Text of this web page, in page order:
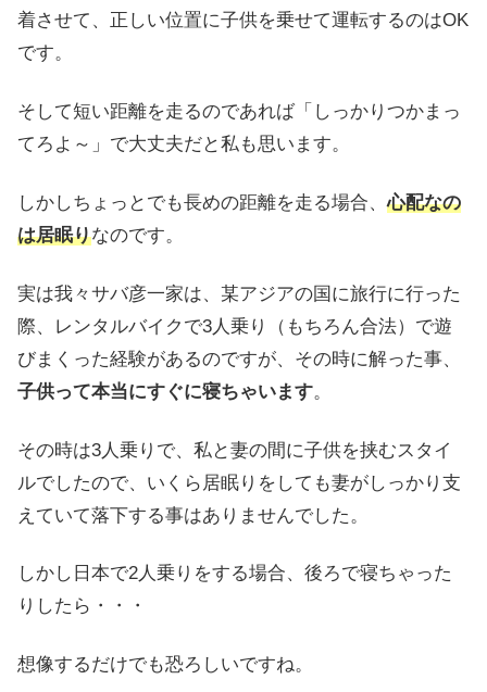
着させて、正しい位置に子供を乗せて運転するのはOK
です。
そして短い距離を走るのであれば「しっかりつかまっ
てろよ～」で大丈夫だと私も思います。
しかしちょっとでも長めの距離を走る場合、心配なの
は居眠りなのです。
実は我々サバ彦一家は、某アジアの国に旅行に行った
際、レンタルバイクで3人乗り（もちろん合法）で遊
びまくった経験があるのですが、その時に解った事、
子供って本当にすぐに寝ちゃいます。
その時は3人乗りで、私と妻の間に子供を挟むスタイ
ルでしたので、いくら居眠りをしても妻がしっかり支
えていて落下する事はありませんでした。
しかし日本で2人乗りをする場合、後ろで寝ちゃった
りしたら・・・
想像するだけでも恐ろしいですね。